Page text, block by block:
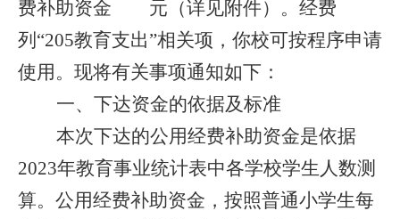
费补助资金 元（详见附件）。经费
列“205教育支出”相关项，你校可按程序申请
使用。现将有关事项通知如下：
一、下达资金的依据及标准
本次下达的公用经费补助资金是依据
2023年教育事业统计表中各学校学生人数测
算。公用经费补助资金，按照普通小学生每